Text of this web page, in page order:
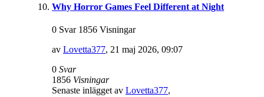
Why Horror Games Feel Different at Night
0 Svar 1856 Visningar
av Lovetta377, 21 maj 2026, 09:07
0 Svar
1856 Visningar
Senaste inlägget av Lovetta377,